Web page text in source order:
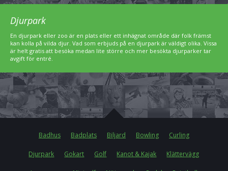
Djurpark
En djurpark eller zoo är en plats eller ett inhägnat område där folk främst
kan kolla på vilda djur. Vad som erbjuds på en djurpark är väldigt olika. Vissa
är helt gratis att besöka medan lite större och mer besökta djurparker tar
avgift för entré.
Badhus Badplats Biljard Bowling Curling
Djurpark Gokart Golf Kanot & Kajak Klättervägg